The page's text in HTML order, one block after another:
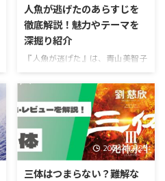
人魚が逃げたのあらすじを
徹底解説！魅力やテーマを
深掘り紹介
『人魚が逃げた』は、青山美智子
が描く現実とファンタジーが交錯
した連作短編集です。銀座の歩行
者天国を舞台に、SNSで拡散され
た「人魚が逃げた」という謎めい
た一言をきっかけに、さまざまな
登場人物が織りなすストーリーが
展開します。各章で描かれるの
は、人間関係のすれ違いや自己葛
2024/12/23
三体はつまらない？難解な